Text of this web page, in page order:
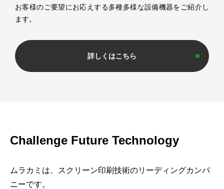
お客様のご要望にお応えする多種多様な設備機器をご紹介し
ます。
詳しくはこちら
Challenge Future Technology
ムラカミは、スクリーン印刷技術のリーディングカンパ
ニーです。